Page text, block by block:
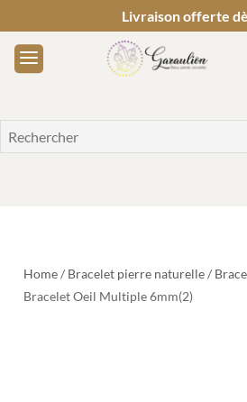
Livraison offerte
Home/ Bracelet pierre naturelle/
Bracelet Oeil Multiple 6mm(2)